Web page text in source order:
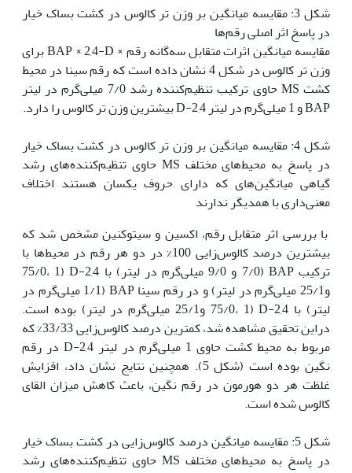
شکل 3: مقایسه میانگین بر وزن تر کالوس در کشت بساک خیار
در پاسخ اثر اصلی رقم‌ها
مقایسه میانگین اثرات متقابل سه‌گانه رقم × BAP × 2,4-D برای
وزن تر کالوس در شکل 4 نشان داده است که رقم سینا در محیط
کشت MS حاوی ترکیب تنظیم‌کننده رشد 7/0 میلی‌گرم در لیتر
BAP و 1 میلی‌گرم در لیتر 2,4-D بیشترین وزن تر کالوس را دارد.
شکل 4: مقایسه میانگین بر وزن تر کالوس در کشت بساک خیار
در پاسخ به محیط‌های مختلف MS حاوی تنظیم‌کننده‌های رشد
گیاهی میانگین‌های که دارای حروف یکسان هستند اختلاف
معنی‌داری با همدیگر ندارند
با بررسی اثر متقابل رقم، اکسین و سیتوکنین مشخص شد که
بیشترین درصد کالوس‌زایی 100% در دو هر رقم در محیط‌ها با
ترکیب BAP (7/0 و 9/0 میلی‌گرم در لیتر) با 2,4-D (75/0، 1
و25/1 میلی‌گرم در لیتر) و در رقم سینا BAP (1/1 میلی‌گرم در
لیتر) با 2,4-D (75/0، 1 و25/1 میلی‌گرم در لیتر) بوده است.
دراین تحقیق مشاهده شد، کم‫ترین درصد کالوس‌زایی 33/33% که
مربوط به محیط کشت حاوی 1 میلی‌گرم در لیتر 2,4-D در رقم
نگین بوده است (شکل 5). همچنین نتایج نشان داد، افزایش
غلظت هر دو هورمون در رقم نگین، باعث کاهش میزان القای
کالوس شده است. ‬‬‬‬‬‬‬
شکل 5: مقایسه میانگین درصد کالوس‌زایی در کشت بساک خیار
در پاسخ به محیط‌های مختلف MS حاوی تنظیم‌کننده‌های رشد